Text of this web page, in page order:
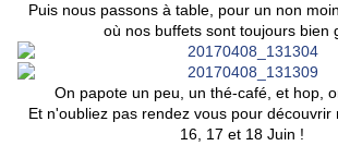
Puis nous passons à table, pour un non
où nos buffets sont toujours bien
On papote un peu, un thé-café, et hop,
Et n'oubliez pas rendez vous pour découvrir
16, 17 et 18 Juin !